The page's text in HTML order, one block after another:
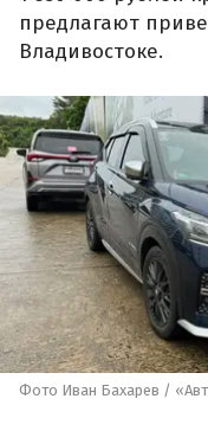
предлагают
Владивостоке.
Фото Иван Бахарев /